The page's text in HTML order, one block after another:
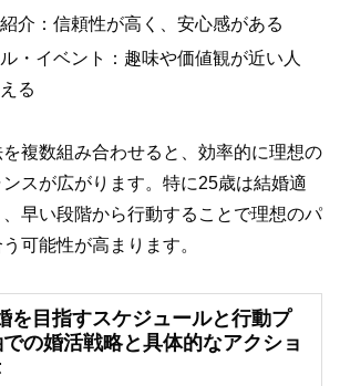
介：信頼性が高く、安心感がある
・イベント：趣味や価値観が近い人
る
複数組み合わせると、効率的に理想の
スが広がります。特に25歳は結婚適
早い段階から行動することで理想のパ
可能性が高まります。
を目指すスケジュールと行動プ
の婚活戦略と具体的なアクショ